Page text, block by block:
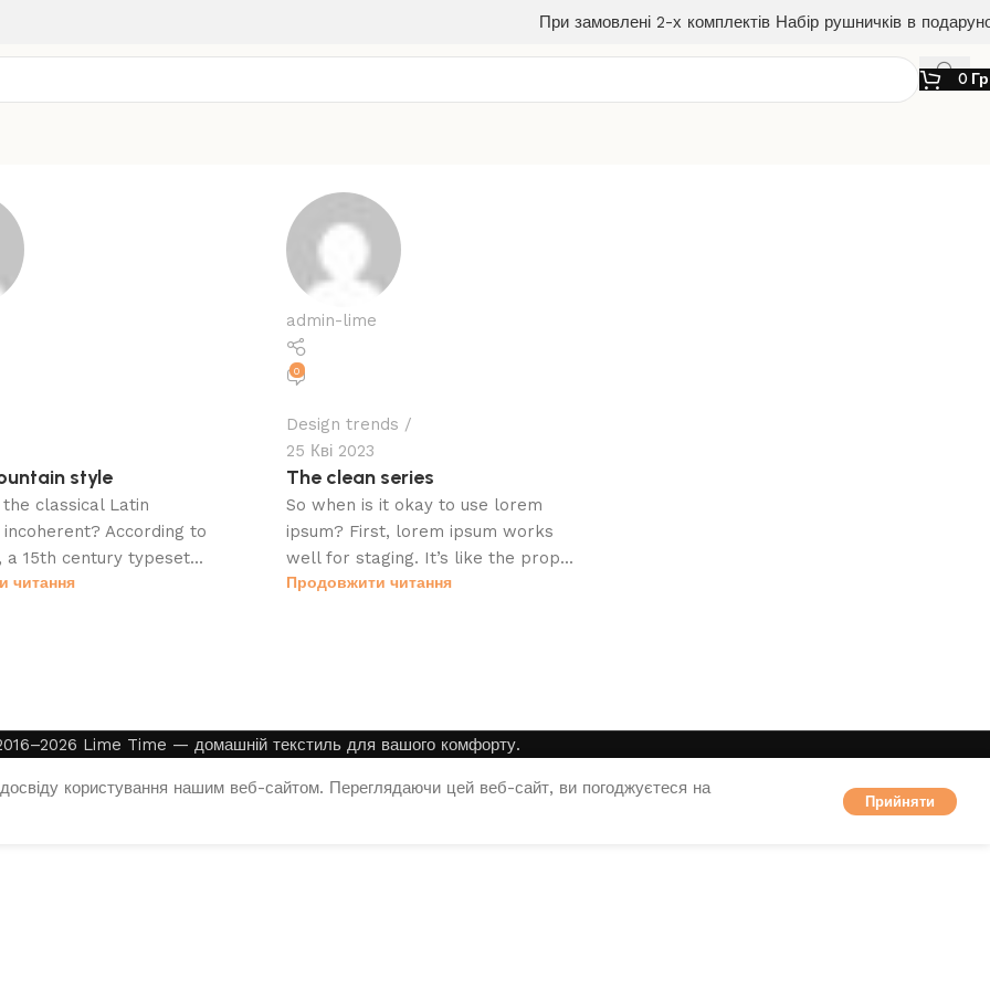
При замовлені 2-х комплектів Набір рушничків в
0
style
classical Latin
According to
a 15th century typeset...
читання
admin-lime
0
Design trends
25 Кві 2023
The clean series
So when is it okay to use lorem
ipsum? First, lorem ipsum works
well for staging. It’s like the prop...
Продовжити читання
Lime Time — домашній текстиль для вашого комфорту.
користування нашим веб-сайтом. Переглядаючи цей веб-сайт, ви погоджуєтеся на
Прийняти